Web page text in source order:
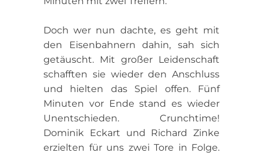
Doch wer nun dachte, es geht mit
den Eisenbahnern dahin, sah sich
getäuscht. Mit großer Leidenschaft
schafften sie wieder den Anschluss
und hielten das Spiel offen. Fünf
Minuten vor Ende stand es wieder
Unentschieden. Crunchtime!
Dominik Eckart und Richard Zinke
erzielten für uns zwei Tore in Folge.